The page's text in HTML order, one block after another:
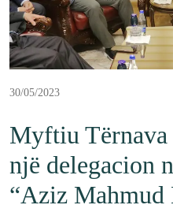
30/05/2023
Myftiu
një delegacion
“Aziz Mahmud